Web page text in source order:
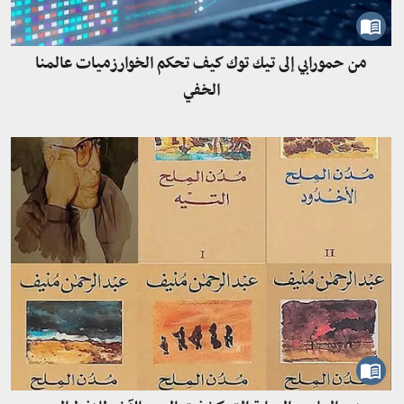
من حمورابي إلى تيك توك كيف تحكم الخوارزميات عالمنا
الخفي